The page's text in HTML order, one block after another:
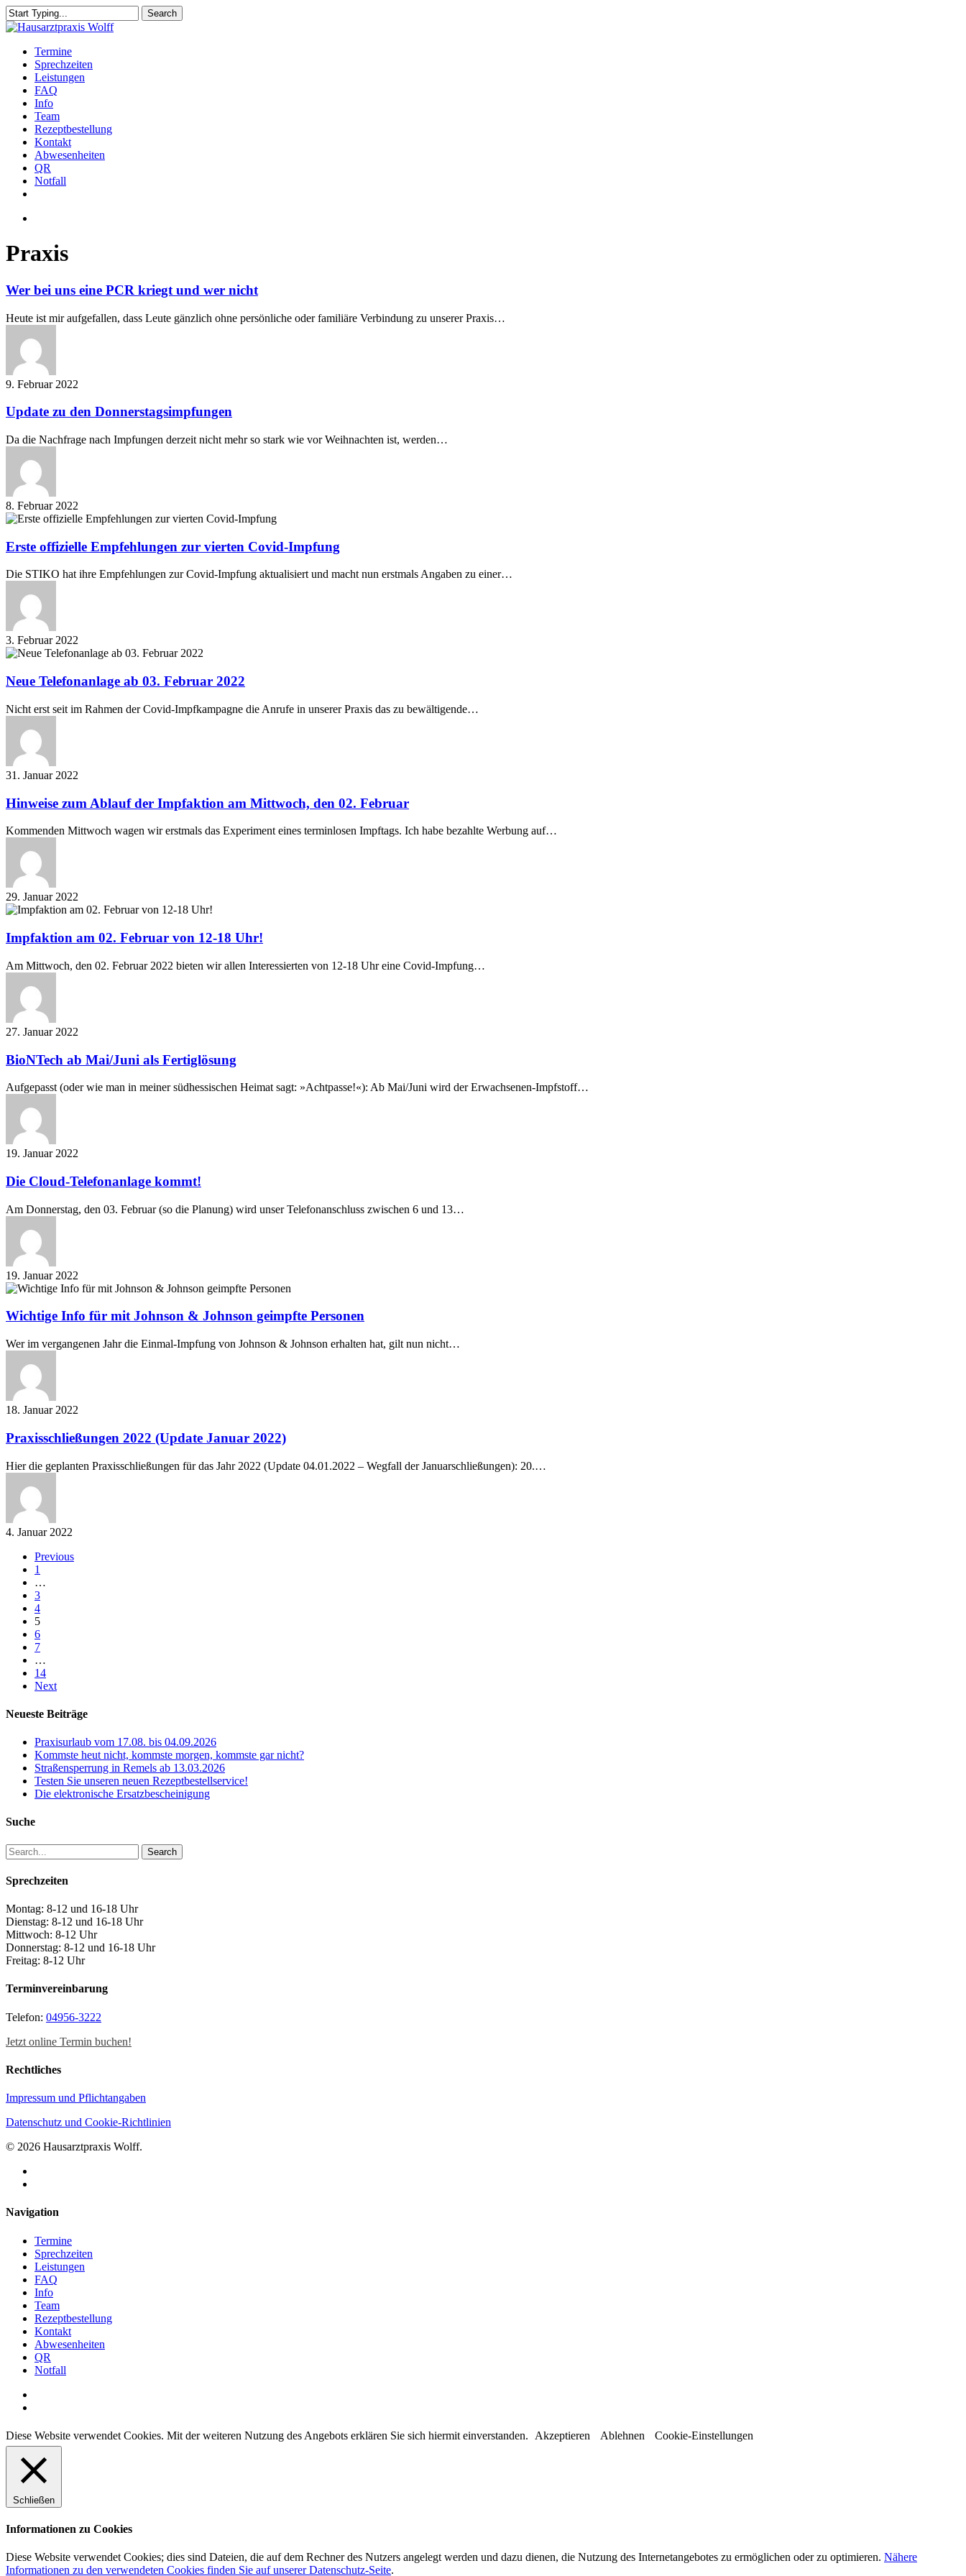
Skip
to
content
Search
Close
Menu
Termine
Sprechzeiten
Leistungen
FAQ
Info
Team
Rezeptbestellung
Kontakt
Abwesenheiten
QR
Notfall
Praxis
Wer
uns
eine
PCR
kriegt
und
wer
nicht
Wer bei uns eine PCR kriegt und wer nicht
Heute ist mir aufgefallen, dass Leute gänzlich ohne persönliche oder familiäre Verbindung zu unserer Praxis…
9. Februar 2022
Update
den
Donnerstagsimpfungen
Update zu den Donnerstagsimpfungen
Da die Nachfrage nach Impfungen derzeit nicht mehr so stark wie vor Weihnachten ist, werden…
8. Februar 2022
Erste
Empfehlungen
zur
vierten
Covid-
Impfung
Erste offizielle Empfehlungen zur vierten Covid-Impfung
Die STIKO hat ihre Empfehlungen zur Covid-Impfung aktualisiert und macht nun erstmals Angaben zu einer…
3. Februar 2022
Neue
ab
Februar
2022
Neue Telefonanlage ab 03. Februar 2022
Nicht erst seit im Rahmen der Covid-Impfkampagne die Anrufe in unserer Praxis das zu bewältigende…
31. Januar 2022
Hinweise
Ablauf
der
Impfaktion
Mittwoch,
den
02.
Februar
Hinweise zum Ablauf der Impfaktion am Mittwoch, den 02. Februar
Kommenden Mittwoch wagen wir erstmals das Experiment eines terminlosen Impftags. Ich habe bezahlte Werbung auf…
29. Januar 2022
Impfaktion
02.
Februar
von
12-
Uhr!
Impfaktion am 02. Februar von 12-18 Uhr!
Am Mittwoch, den 02. Februar 2022 bieten wir allen Interessierten von 12-18 Uhr eine Covid-Impfung…
27. Januar 2022
BioNTech
Mai/Juni
als
Fertiglösung
BioNTech ab Mai/Juni als Fertiglösung
Aufgepasst (oder wie man in meiner südhessischen Heimat sagt: »Achtpasse!«): Ab Mai/Juni wird der Erwachsenen-Impfstoff…
19. Januar 2022
Die
Telefonanlage
kommt!
Die Cloud-Telefonanlage kommt!
Am Donnerstag, den 03. Februar (so die Planung) wird unser Telefonanschluss zwischen 6 und 13…
19. Januar 2022
Wichtige
für
Johnson
&
Johnson
geimpfte
Personen
Wichtige Info für mit Johnson & Johnson geimpfte Personen
Wer im vergangenen Jahr die Einmal-Impfung von Johnson & Johnson erhalten hat, gilt nun nicht…
18. Januar 2022
Praxisschließungen
(Update
Januar
2022)
Praxisschließungen 2022 (Update Januar 2022)
Hier die geplanten Praxisschließungen für das Jahr 2022 (Update 04.01.2022 – Wegfall der Januarschließungen): 20.…
4. Januar 2022
Previous
1
…
3
4
5
6
7
…
14
Next
Neueste Beiträge
Praxisurlaub vom 17.08. bis 04.09.2026
Kommste heut nicht, kommste morgen, kommste gar nicht?
Straßensperrung in Remels ab 13.03.2026
Testen Sie unseren neuen Rezeptbestellservice!
Die elektronische Ersatzbescheinigung
Suche
Search
Sprechzeiten
Montag: 8-12 und 16-18 Uhr
Dienstag: 8-12 und 16-18 Uhr
Mittwoch: 8-12 Uhr
Donnerstag: 8-12 und 16-18 Uhr
Freitag: 8-12 Uhr
Terminvereinbarung
Telefon: 04956-3222
Jetzt online Termin buchen!
Rechtliches
Impressum und Pflichtangaben
Datenschutz und Cookie-Richtlinien
© 2026 Hausarztpraxis Wolff.
Close
Navigation
Termine
Sprechzeiten
Leistungen
FAQ
Info
Team
Rezeptbestellung
Kontakt
Abwesenheiten
QR
Notfall
Diese Website verwendet Cookies. Mit der weiteren Nutzung des Angebots erklären Sie sich hiermit einverstanden. Akzeptieren Ablehnen Cookie-Einstellungen
Schließen
Informationen zu Cookies
Diese Website verwendet Cookies; dies sind Dateien, die auf dem Rechner des Nutzers angelegt werden und dazu dienen, die Nutzung des Internetangebotes zu ermöglichen oder zu optimieren. Nähere
Informationen zu den verwendeten Cookies finden Sie auf unserer Datenschutz-Seite.